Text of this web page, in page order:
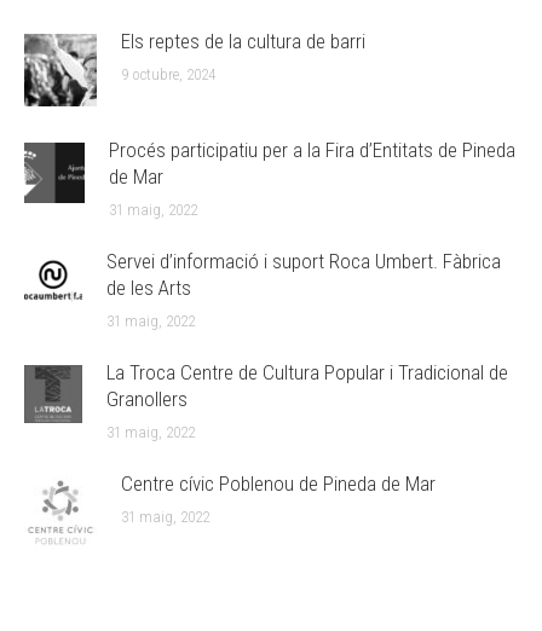
Els reptes de la cultura de barri
9 octubre, 2024
Procés participatiu per a la Fira d’Entitats de Pineda
de Mar
31 maig, 2022
Servei d’informació i suport Roca Umbert. Fàbrica
de les Arts
31 maig, 2022
La Troca Centre de Cultura Popular i Tradicional de
Granollers
31 maig, 2022
Centre cívic Poblenou de Pineda de Mar
31 maig, 2022